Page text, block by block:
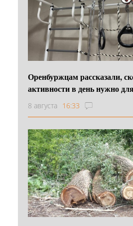
Оренбуржцам рассказали,
активности в день нужно
8 августа 16:33